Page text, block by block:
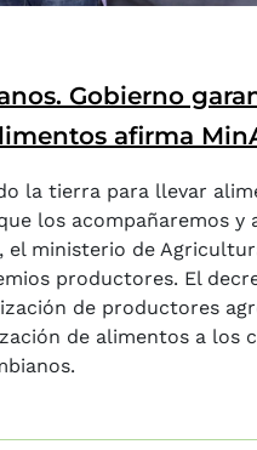
Gobierno
afirma
la tierra para llevar
los acompañaremos y
ministerio de
productores. El
de productores
de alimentos a los